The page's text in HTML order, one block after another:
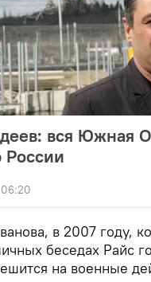
вся Южная
России
в 2007 году,
беседах Райс
на военные